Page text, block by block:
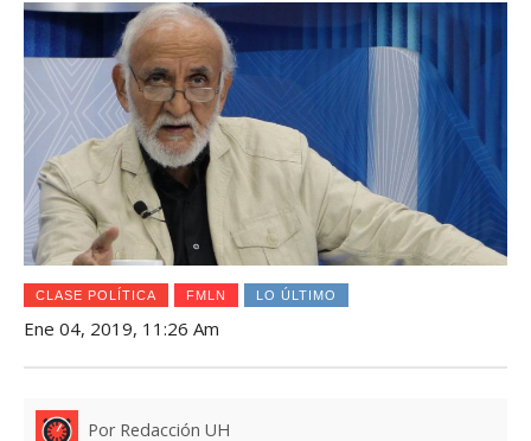
CLASE POLÍTICA FMLN LO ÚLTIMO
Ene 04, 2019, 11:26 Am
Por Redacción UH